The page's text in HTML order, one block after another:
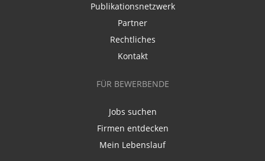
Publikationsnetzwerk
Partner
Rechtliches
Kontakt
FÜR BEWERBENDE
Jobs suchen
Firmen entdecken
Mein Lebenslauf